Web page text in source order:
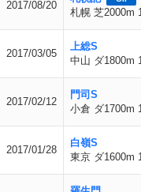
2017/08/20
札幌 芝2000m
2017/03/05
上総S
中山 ダ1800m
2017/02/12
門司S
小倉 ダ1700m
2017/01/28
白嶺S
東京 ダ1600m